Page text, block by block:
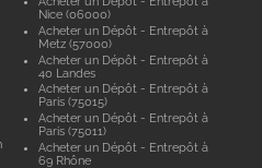
Nice (06000)
Acheter un Dépôt - Entrepôt à
Metz (57000)
Acheter un Dépôt - Entrepôt à
40 Landes
Acheter un Dépôt - Entrepôt à
Paris (75015)
Acheter un Dépôt - Entrepôt à
Paris (75011)
Acheter un Dépôt - Entrepôt à
69 Rhône